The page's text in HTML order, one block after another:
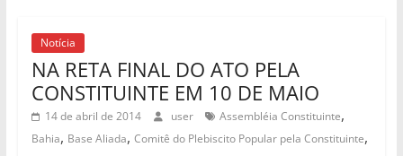
Notícia
NA RETA FINAL DO ATO PELA
CONSTITUINTE EM 10 DE MAIO
14 de abril de 2014 user Assembléia Constituinte,
Bahia, Base Aliada, Comitê do Plebiscito Popular pela Constituinte,